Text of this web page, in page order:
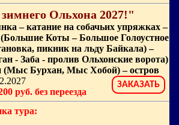
Ольхона 2027!"
– катание на собачьих упряжках –
(Большие Коты – Большое Голоустное
пикник на льду Байкала) –
- Заба - пролив Ольхонские ворота)
(Мыс Бурхан, Мыс Хобой) – остров
ЗАКАЗАТЬ
руб. без переезда
тура: